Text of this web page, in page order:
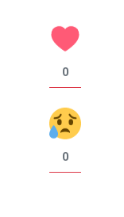
0
0